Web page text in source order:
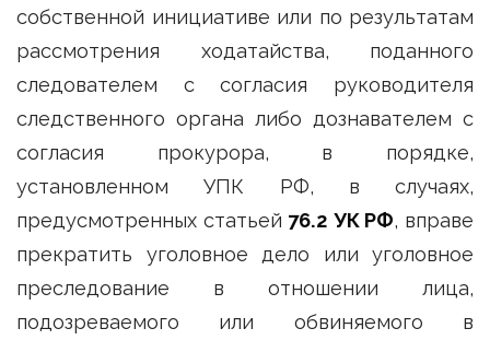
собственной инициативе или по результатам
рассмотрения ходатайства, поданного
следователем с согласия руководителя
следственного органа либо дознавателем с
согласия прокурора, в порядке,
установленном УПК РФ, в случаях,
предусмотренных статьей 76.2 УК РФ, вправе
прекратить уголовное дело или уголовное
преследование в отношении лица,
подозреваемого или обвиняемого в